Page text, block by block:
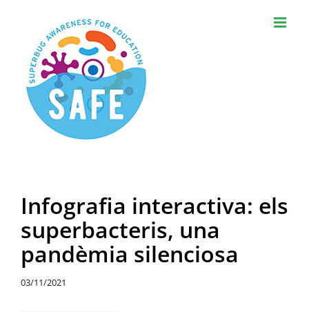
content
Infografia interactiva: els
superbacteris, una
pandèmia silenciosa
03/11/2021